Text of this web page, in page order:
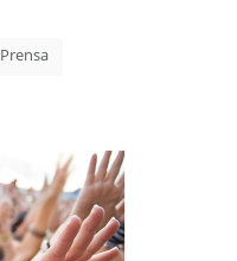
Prensa